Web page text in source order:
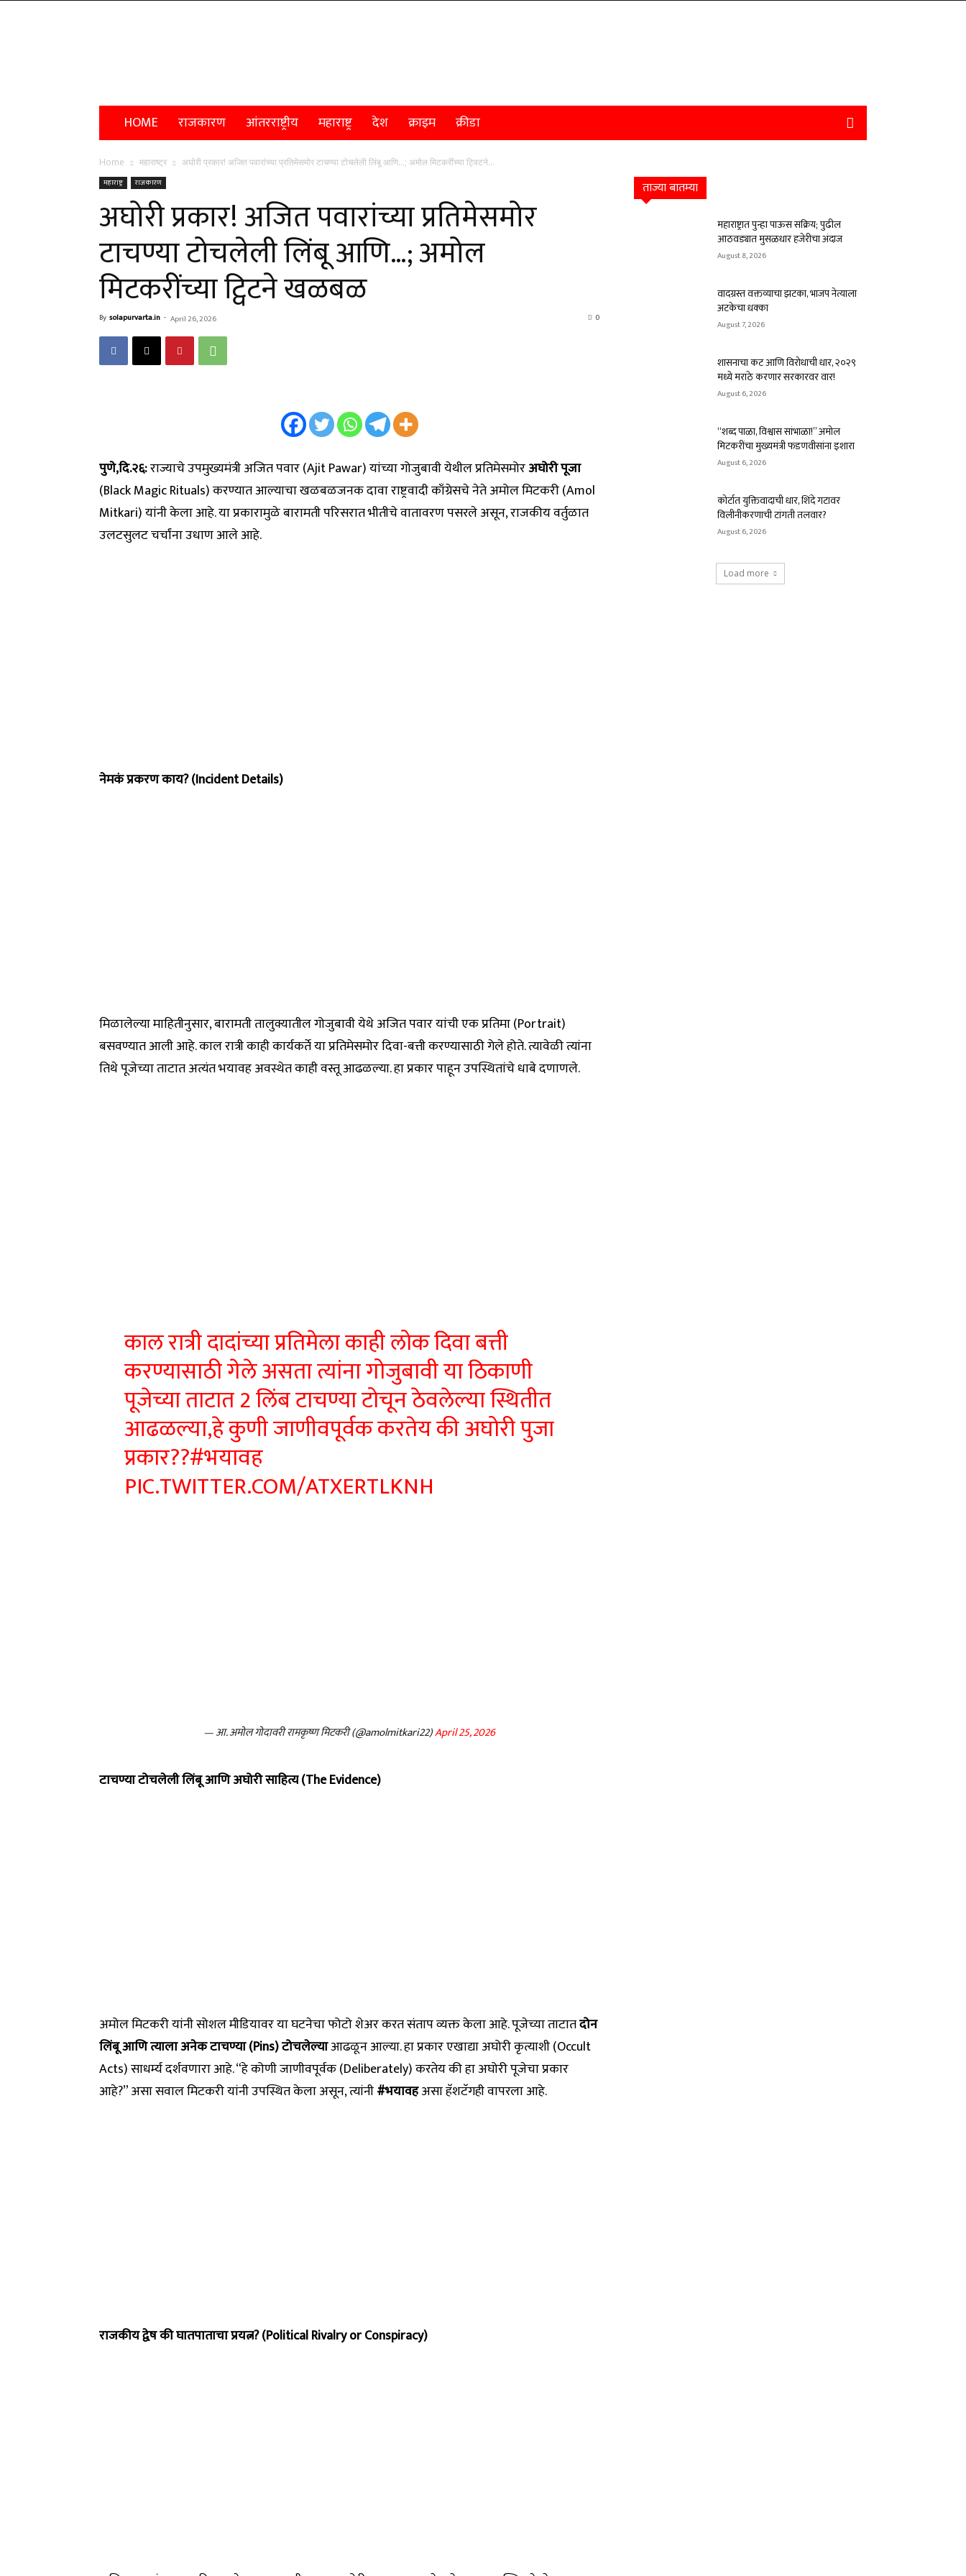
HOME राजकारण आंतरराष्ट्रीय महाराष्ट्र देश क्राइम क्रीडा
Home महाराष्ट्र अघोरी प्रकार! अजित पवारांच्या प्रतिमेसमोर टाचण्या टोचलेली लिंबू आणि…; अमोल मिटकरींच्या ट्विटने...
महाराष्ट्र राजकारण
अघोरी प्रकार! अजित पवारांच्या प्रतिमेसमोर
टाचण्या टोचलेली लिंबू आणि…; अमोल
मिटकरींच्या ट्विटने खळबळ
By solapurvarta.in - April 26, 2026 0
पुणे,दि.२६:राज्याचे उपमुख्यमंत्री अजित पवार (Ajit Pawar) यांच्या गोजुबावी येथील प्रतिमेसमोरअघोरी पूजा
(Black Magic Rituals) करण्यात आल्याचा खळबळजनक दावा राष्ट्रवादी काँग्रेसचे नेते अमोल मिटकरी (Amol
Mitkari) यांनी केला आहे. या प्रकारामुळे बारामती परिसरात भीतीचे वातावरण पसरले असून, राजकीय वर्तुळात
उलटसुलट चर्चांना उधाण आले आहे.
नेमकं प्रकरण काय? (Incident Details)
मिळालेल्या माहितीनुसार, बारामती तालुक्यातील गोजुबावी येथे अजित पवार यांची एक प्रतिमा (Portrait)
बसवण्यात आली आहे. काल रात्री काही कार्यकर्ते या प्रतिमेसमोर दिवा-बत्ती करण्यासाठी गेले होते. त्यावेळी त्यांना
तिथे पूजेच्या ताटात अत्यंत भयावह अवस्थेत काही वस्तू आढळल्या. हा प्रकार पाहून उपस्थितांचे धाबे दणाणले.
काल रात्री दादांच्या प्रतिमेला काही लोक दिवा बत्ती
करण्यासाठी गेले असता त्यांना गोजुबावी या ठिकाणी
पूजेच्या ताटात 2 लिंब टाचण्या टोचून ठेवलेल्या स्थितीत
आढळल्या,हे कुणी जाणीवपूर्वक करतेय की अघोरी पुजा
प्रकार??#भयावह
PIC.TWITTER.COM/ATXERTLKNH
— आ. अमोल गोदावरी रामकृष्ण मिटकरी (@amolmitkari22)April 25, 2026
टाचण्या टोचलेली लिंबू आणि अघोरी साहित्य (The Evidence)
अमोल मिटकरी यांनी सोशल मीडियावर या घटनेचा फोटो शेअर करत संताप व्यक्त केला आहे. पूजेच्या ताटातदोन
लिंबू आणि त्याला अनेक टाचण्या (Pins) टोचलेल्याआढळून आल्या. हा प्रकार एखाद्या अघोरी कृत्याशी (Occult
Acts) साधर्म्य दर्शवणारा आहे. “हे कोणी जाणीवपूर्वक (Deliberately) करतेय की हा अघोरी पूजेचा प्रकार
आहे?” असा सवाल मिटकरी यांनी उपस्थित केला असून, त्यांनी#भयावहअसा हॅशटॅगही वापरला आहे.
राजकीय द्वेष की घातपाताचा प्रयत्न? (Political Rivalry or Conspiracy)
ताज्या बातम्या
महाराष्ट्रात पुन्हा पाऊस सक्रिय; पुढील
आठवड्यात मुसळधार हजेरीचा अंदाज
August 8, 2026
वादग्रस्त वक्तव्याचा झटका, भाजप नेत्याला
अटकेचा धक्का
August 7, 2026
शासनाचा कट आणि विरोधाची धार, २०२९
मध्ये मराठे करणार सरकारवर वार!
August 6, 2026
“शब्द पाळा, विश्वास सांभाळा!” अमोल
मिटकरींचा मुख्यमंत्री फडणवीसांना इशारा
August 6, 2026
कोर्टात युक्तिवादाची धार, शिंदे गटावर
विलीनीकरणाची टांगती तलवार?
August 6, 2026
Load more